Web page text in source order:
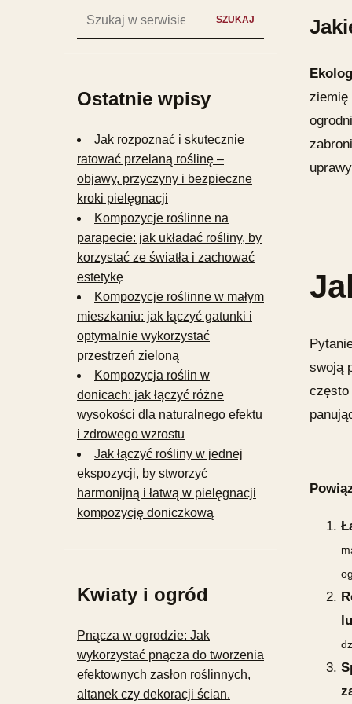
ziemię
swoją
często
SZUKAJ
Ostatnie wpisy
Jak rozpoznać i skutecznie
ratować przelaną roślinę –
objawy, przyczyny i bezpieczne
kroki pielęgnacji
Kompozycje roślinne na
parapecie: jak układać rośliny, by
korzystać ze światła i zachować
estetykę
Kompozycje roślinne w małym
mieszkaniu: jak łączyć gatunki i
optymalnie wykorzystać
przestrzeń zieloną
Kompozycja roślin w
donicach: jak łączyć różne
wysokości dla naturalnego efektu
i zdrowego wzrostu
Jak łączyć rośliny w jednej
ekspozycji, by stworzyć
harmonijną i łatwą w pielęgnacji
kompozycję doniczkową
Kwiaty i ogród
Pnącza w ogrodzie: Jak
wykorzystać pnącza do tworzenia
efektownych zasłon roślinnych,
altanek czy dekoracji ścian.